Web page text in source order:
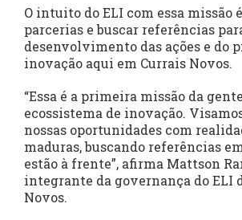
O intuito do ELI com essa missão
parcerias e buscar referências
desenvolvimento das ações e do
inovação aqui em Currais Novos.
“Essa é a primeira missão da
ecossistema de inovação.
nossas oportunidades com
maduras, buscando referências
estão à frente”, afirma Mattson
integrante da governança do ELI
Novos.